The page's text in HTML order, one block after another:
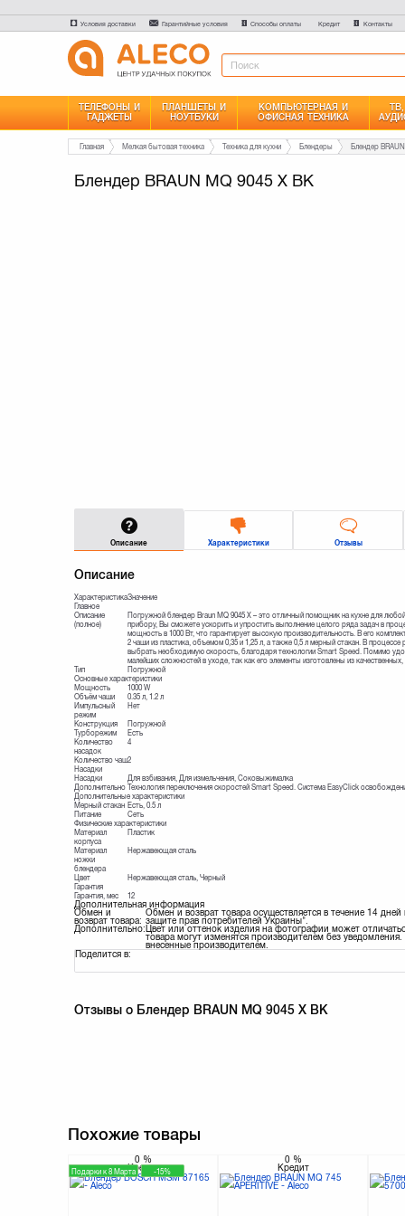
Условия доставки Гарантийные условия Способы оплаты Кредит Контакты
ТЕЛЕФОНЫ И
ГАДЖЕТЫ
ПЛАНШЕТЫ И
НОУТБУКИ
КОМПЬЮТЕРНАЯ И
ОФИСНАЯ ТЕХНИКА
Главная Мелкая бытовая техника Техника для кухни Блендеры Блендер
Блендер BRAUN MQ 9045 X BK
Описание Характеристики Отзывы
Описание
ХарактеристикаЗначение
Главное
Описание
(полное)
Погружной блендер Braun MQ 9045 X – это отличный помощник на кухне для
прибору, Вы сможете ускорить и упростить выполнение целого ряда задач в
мощность в 1000 Вт, что гарантирует высокую производительность. В его
2 чаши из пластика, объемом 0,35 и 1,25 л, а также 0,5 л мерный стакан. В
выбрать необходимую скорость, благодаря технологии Smart Speed. Помимо
малейших сложностей в уходе, так как его элементы изготовлены из
Тип
Погружной
Основные характеристики
Мощность
1000 W
Объём чаши
0.35 л, 1.2 л
Импульсный
режим
Нет
Конструкция
Погружной
Турборежим
Есть
Количество
насадок
4
Количество чаш2
Насадки
Насадки
Для взбивания, Для измельчения, Соковыжималка
Дополнительно Технология переключения скоростей Smart Speed. Система EasyClick
Дополнительные характеристики
Мерный стакан Есть, 0.5 л
Питание
Сеть
Физические характеристики
Материал
корпуса
Пластик
Материал
ножки
блендера
Нержавеющая сталь
Цвет
Нержавеющая сталь, Черный
Гарантия
Гарантия, мес
12
Дополнительная информация
Обмен и
возврат товара:
Обмен и возврат товара осуществляется в течение 14
защите прав потребителей Украины".
Дополнительно:
Цвет или оттенок изделия на фотографии может
товара могут изменятся производителем без
внесенные производителем.
Поделится в:
Отзывы о Блендер BRAUN MQ 9045 X BK
Похожие товары
Подарки к 8 Марта -15%
0 %
Кредит
0 %
Кредит